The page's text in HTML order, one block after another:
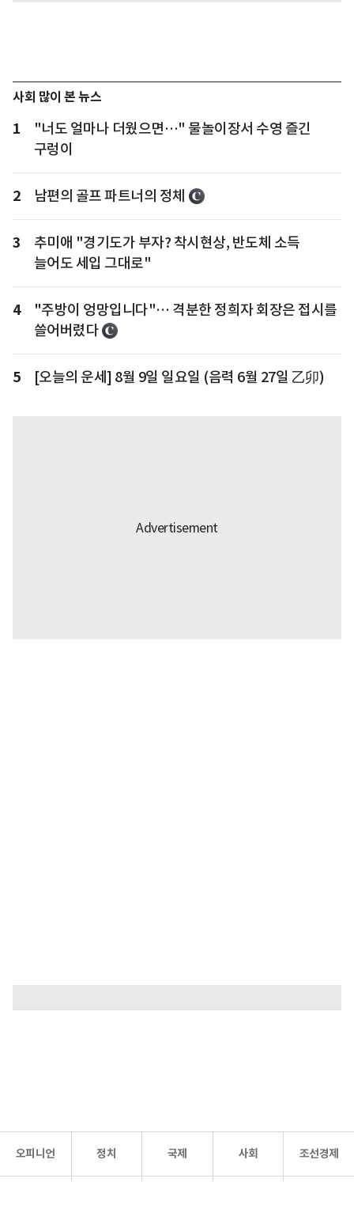
사회 많이 본 뉴스
1
"너도 얼마나 더웠으면…" 물놀이장서 수영 즐긴
구렁이
2 남편의 골프 파트너의 정체
3
추미애 "경기도가 부자? 착시현상, 반도체 소득
늘어도 세입 그대로"
4
"주방이 엉망입니다"… 격분한 정희자 회장은 접시를
쓸어버렸다
5 [오늘의 운세] 8월 9일 일요일 (음력 6월 27일 乙卯)
오피니언 정치 국제 사회 조선경제